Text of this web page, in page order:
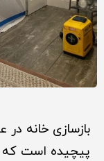
بازسازی خانه
پیچیده است که